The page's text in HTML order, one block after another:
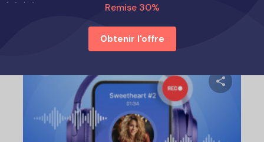
Remise 30%
Obtenir l'offre
Comment faire